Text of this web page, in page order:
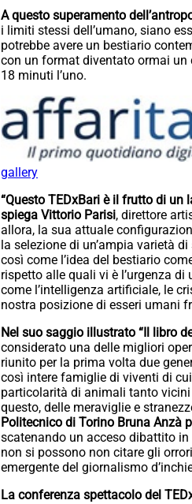
A questo superamento
i limiti stessi dell’umano, siano
potrebbe avere un bestiario
con un format diventato ormai un
18 minuti l’uno.
gallery
“Questo TEDxBari è il frutto di
spiega Vittorio Parisi, direttore
allora, la sua attuale
la selezione di un’ampia varietà di
così come l’idea del bestiario
rispetto alle quali vi è l’urgenza
come l’intelligenza artificiale, le
nostra posizione di esseri umani
Nel suo saggio illustrato “Il libro
considerato una delle migliori
riunito per la prima volta due
così intere famiglie di viventi di
particolarità di animali tanto
questo, delle meraviglie e
Politecnico di Torino Bruna Anzà
scatenando un acceso dibattito
non si possono non citare gli
emergente del giornalismo
La conferenza spettacolo del